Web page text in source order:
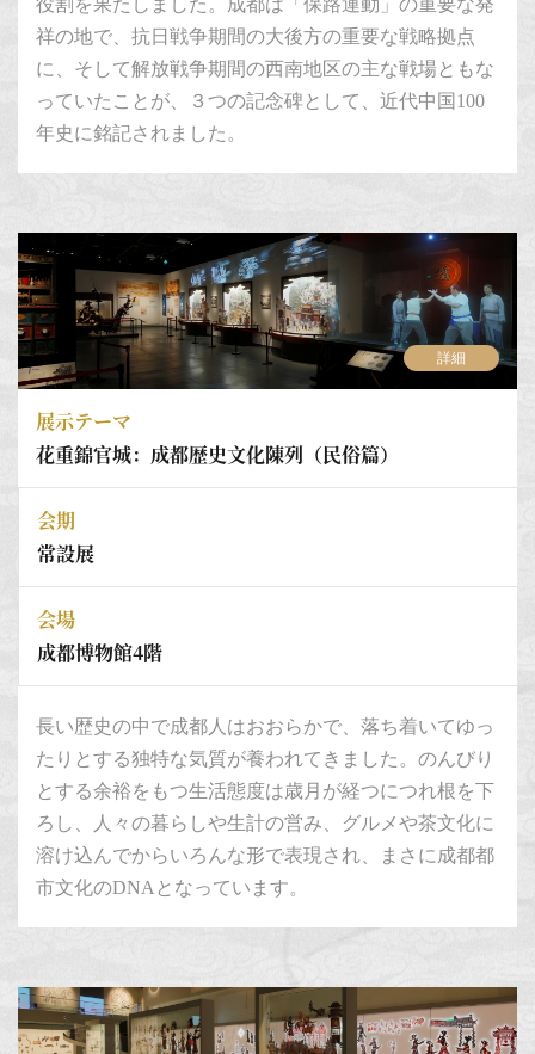
役割を果たしました。成都は「保路運動」の重要な発
祥の地で、抗日戦争期間の大後方の重要な戦略拠点
に、そして解放戦争期間の西南地区の主な戦場ともな
っていたことが、３つの記念碑として、近代中国100
年史に銘記されました。
詳細
展示テーマ
花重錦官城：成都歴史文化陳列（民俗篇）
会期
常設展
会場
成都博物館4階
長い歴史の中で成都人はおおらかで、落ち着いてゆっ
たりとする独特な気質が養われてきました。のんびり
とする余裕をもつ生活態度は歳月が経つにつれ根を下
ろし、人々の暮らしや生計の営み、グルメや茶文化に
溶け込んでからいろんな形で表現され、まさに成都都
市文化のDNAとなっています。